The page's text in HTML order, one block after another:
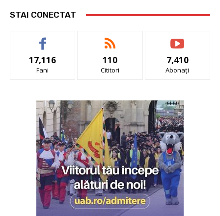
STAI CONECTAT
17,116
Fani
110
Cititori
7,410
Abonați